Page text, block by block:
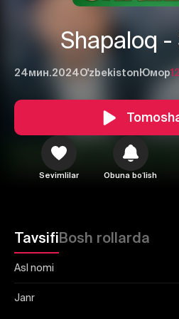
Shapaloq -
24мин.2024O'zbekiston Юмор
Sevimlilar Obuna boʻlish
TavsifiBosh rollarda
Asl nomi
Janr
1
Yuborish